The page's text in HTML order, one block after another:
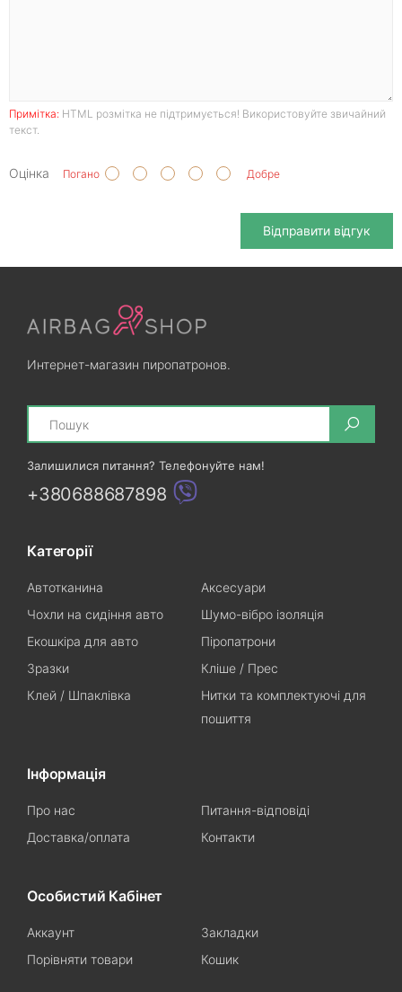
Примітка: HTML розмітка не підтримується! Використовуйте звичайний
текст.
Оцінка Погано Добре
Відправити відгук
Интернет-магазин пиропатронов.
Search
Залишилися питання? Телефонуйте нам!
+380688687898
Категорії
Автотканина
Аксесуари
Чохли на сидіння авто
Шумо-вібро ізоляція
Екошкіра для авто
Піропатрони
Зразки
Кліше / Прес
Клей / Шпаклівка
Нитки та комплектуючі для
пошиття
Інформація
Про нас
Питання-відповіді
Доставка/оплата
Контакти
Особистий Кабінет
Аккаунт
Закладки
Порівняти товари
Кошик